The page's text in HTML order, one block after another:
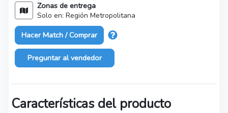
Zonas de entrega
Solo en: Región Metropolitana
Hacer Match / Comprar
Preguntar al vendedor
Características del producto